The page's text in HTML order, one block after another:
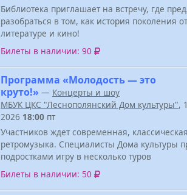
Библиотека приглашает на встречу, где
разобраться в том, как история поколения
литературе и кино!
Билеты в наличии: 90
Программа «Молодость — это
круто!» — Концерты и шоу
МБУК ЦКС "Леснополянский Дом культуры",
2026 18:00 пт
Участников ждет современная,
ретромузыка. Специалисты Дома культуры
подростками игру в несколько туров
Билеты в наличии: 50